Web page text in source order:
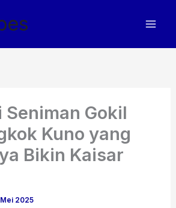
Seniman Gokil
Kuno yang
Bikin Kaisar
2025